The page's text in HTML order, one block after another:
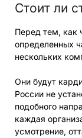
Стоит ли
Перед тем, как
определенных
нескольких
Они будут
России не
подобного
каждая
усмотрение,